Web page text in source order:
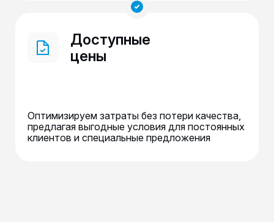
Доступные
цены
Оптимизируем затраты без потери качества,
предлагая выгодные условия для постоянных
клиентов и специальные предложения